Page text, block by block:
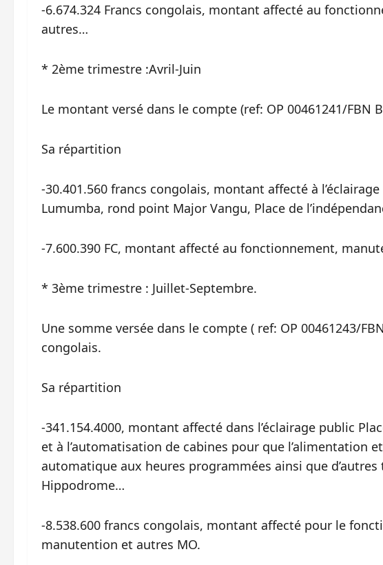
-6.674.324 Francs congolais, montant affecté au
autres…
* 2ème trimestre :Avril-Juin
Le montant versé dans le compte (ref: OP 00461241/FBN
Sa répartition
-30.401.560 francs congolais, montant affecté à
Lumumba, rond point Major Vangu, Place de
-7.600.390 FC, montant affecté au fonctionnement,
* 3ème trimestre : Juillet-Septembre.
Une somme versée dans le compte ( ref: OP 00461243/
congolais.
Sa répartition
-341.154.4000, montant affecté dans l’éclairage public
et à l’automatisation de cabines pour que l’alimentation
automatique aux heures programmées ainsi que d’autres
Hippodrome…
-8.538.600 francs congolais, montant affecté pour le
manutention et autres MO.